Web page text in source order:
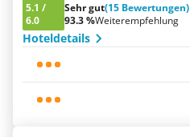
5.1 /
6.0
Sehr gut(15 Bewertungen)
93.3 %Weiterempfehlung
Hoteldetails